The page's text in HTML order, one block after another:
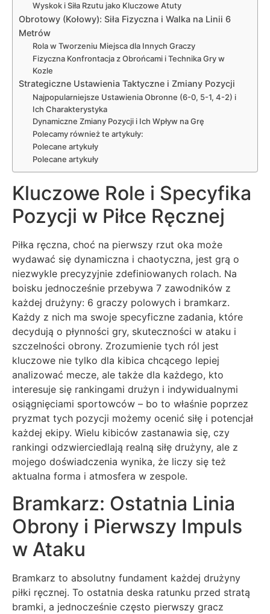
Wyskok i Siła Rzutu jako Kluczowe Atuty
Obrotowy (Kołowy): Siła Fizyczna i Walka na Linii 6
Metrów
Rola w Tworzeniu Miejsca dla Innych Graczy
Fizyczna Konfrontacja z Obrońcami i Technika Gry w
Kozle
Strategiczne Ustawienia Taktyczne i Zmiany Pozycji
Najpopularniejsze Ustawienia Obronne (6-0, 5-1, 4-2) i
Ich Charakterystyka
Dynamiczne Zmiany Pozycji i Ich Wpływ na Grę
Polecamy również te artykuły:
Polecane artykuły
Polecane artykuły
Kluczowe Role i Specyfika
Pozycji w Piłce Ręcznej
Piłka ręczna, choć na pierwszy rzut oka może
wydawać się dynamiczna i chaotyczna, jest grą o
niezwykle precyzyjnie zdefiniowanych rolach. Na
boisku jednocześnie przebywa 7 zawodników z
każdej drużyny: 6 graczy polowych i bramkarz.
Każdy z nich ma swoje specyficzne zadania, które
decydują o płynności gry, skuteczności w ataku i
szczelności obrony. Zrozumienie tych ról jest
kluczowe nie tylko dla kibica chcącego lepiej
analizować mecze, ale także dla każdego, kto
interesuje się rankingami drużyn i indywidualnymi
osiągnięciami sportowców – bo to właśnie poprzez
pryzmat tych pozycji możemy ocenić siłę i potencjał
każdej ekipy. Wielu kibiców zastanawia się, czy
rankingi odzwierciedlają realną siłę drużyny, ale z
mojego doświadczenia wynika, że liczy się też
aktualna forma i atmosfera w zespole.
Bramkarz: Ostatnia Linia
Obrony i Pierwszy Impuls
w Ataku
Bramkarz to absolutny fundament każdej drużyny
piłki ręcznej. To ostatnia deska ratunku przed stratą
bramki, a jednocześnie często pierwszy gracz